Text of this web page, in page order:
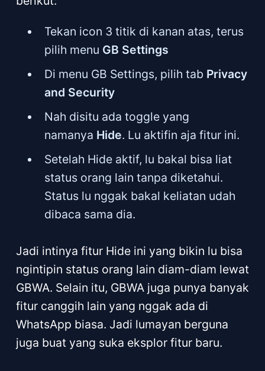
Tekan icon 3 titik di kanan atas, terus
pilih menu GB Settings
Di menu GB Settings, pilih tab Privacy
and Security
Nah disitu ada toggle yang
namanya Hide. Lu aktifin aja fitur ini.
Setelah Hide aktif, lu bakal bisa liat
status orang lain tanpa diketahui.
Status lu nggak bakal keliatan udah
dibaca sama dia.
Jadi intinya fitur Hide ini yang bikin lu bisa
ngintipin status orang lain diam-diam lewat
GBWA. Selain itu, GBWA juga punya banyak
fitur canggih lain yang nggak ada di
WhatsApp biasa. Jadi lumayan berguna
juga buat yang suka eksplor fitur baru.